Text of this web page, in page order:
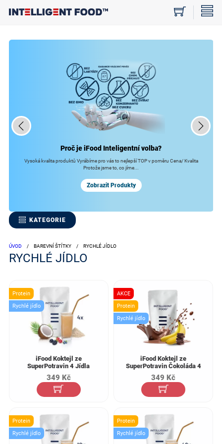
Proč je iFood Inteligentní volba?
Vysoká kvalita produktů Vyrábíme pro vás to nejlepšíTOP v poměru Cena/ Kvalita
Protože jsme to, co jíme...
Zobrazit Produkty
KATEGORIE
ÚVOD / BAREVNÍ ŠTÍTKY / RYCHLÉ JÍDLO
RYCHLÉ JÍDLO
Protein
Rychlé jídlo
iFood Koktejl ze
SuperPotravin 4 Jídla
349 Kč
AKCE
Protein
Rychlé jídlo
iFood Koktejl ze
SuperPotravin Čokoláda 4
Jídla
349Kč
Protein
Rychlé jídlo
Protein
Rychlé jídlo